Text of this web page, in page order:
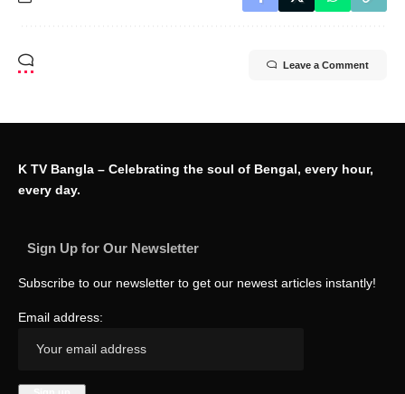
Leave a Comment
K TV Bangla – Celebrating the soul of Bengal, every hour,
every day.
Sign Up for Our Newsletter
Subscribe to our newsletter to get our newest articles instantly!
Email address: